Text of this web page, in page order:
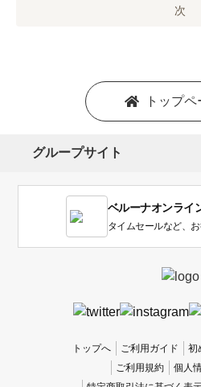
い
次
トップ
グループサイト
ベルーナオンライ
タイムセールなど、
トップへ ご利用ガイド 初
ご利用規約
個人